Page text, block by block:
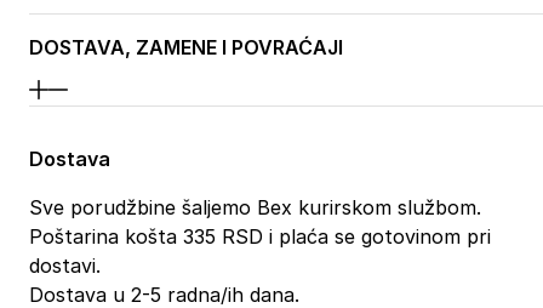
DOSTAVA, ZAMENE I POVRAĆAJI
Dostava
Sve porudžbine šaljemo Bex kurirskom službom.
Poštarina košta 335 RSD i plaća se gotovinom pri
dostavi.
Dostava u 2-5 radna/ih dana.